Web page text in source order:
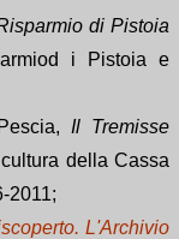
di Pistoia
i Pistoia e
Il Tremisse
della Cassa
2011;
L'Archivio